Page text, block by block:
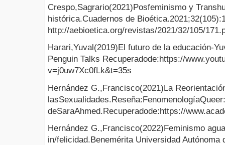
Crespo,Sagrario(2021)Posfeminismo y
histórica.Cuadernos de
http://aebioetica.org/revistas/2021/32/105/
Harari,Yuval(2019)El futuro de la educación-
Penguin Talks Recuperadode:https://
v=j0uw7Xc0fLk&t=35s
Hernández G.,Francisco(2021)La
deSaraAhmed.Recuperadode:https://
Hernández G.,Francisco(2022)Feminismo
in/felicidad.Benemérita Universidad Autónoma